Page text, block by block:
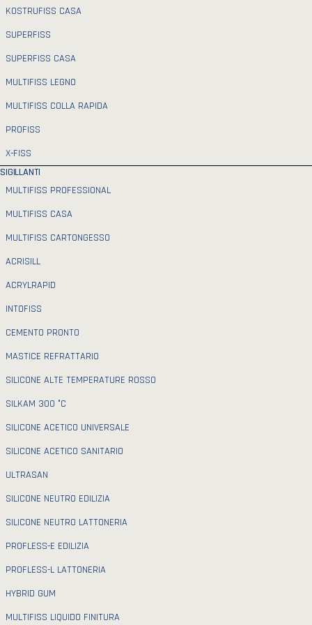
KOSTRUFISS CASA
SUPERFISS
SUPERFISS CASA
MULTIFISS LEGNO
MULTIFISS COLLA RAPIDA
PROFISS
X-FISS
SIGILLANTI
MULTIFISS PROFESSIONAL
MULTIFISS CASA
MULTIFISS CARTONGESSO
ACRISILL
ACRYLRAPID
INTOFISS
CEMENTO PRONTO
MASTICE REFRATTARIO
SILICONE ALTE TEMPERATURE ROSSO
SILKAM 300 °C
SILICONE ACETICO UNIVERSALE
SILICONE ACETICO SANITARIO
ULTRASAN
SILICONE NEUTRO EDILIZIA
SILICONE NEUTRO LATTONERIA
PROFLESS-E EDILIZIA
PROFLESS-L LATTONERIA
HYBRID GUM
MULTIFISS LIQUIDO FINITURA